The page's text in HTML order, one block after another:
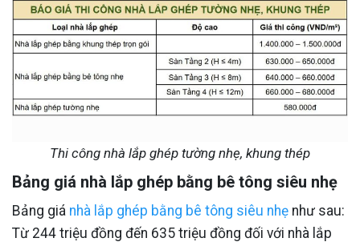
Thi công nhà lắp ghép tường nhẹ, khung thép
Bảng giá nhà lắp ghép bằng bê tông siêu nhẹ
Bảng giá nhà lắp ghép bằng bê tông siêu nhẹ như sau:
Từ 244 triệu đồng đến 635 triệu đồng đối với nhà lắp